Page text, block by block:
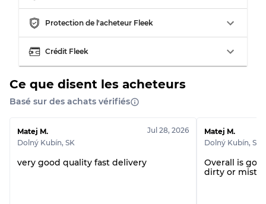
Protection de l'acheteur Fleek
Crédit Fleek
Ce que disent les acheteurs
Basé sur des achats vérifiés
Matej M.
Dolný Kubín, SK
Jul 28, 2026
very good quality fast delivery
Matej M.
Dolný Kubín, SK
Overall is
dirty or